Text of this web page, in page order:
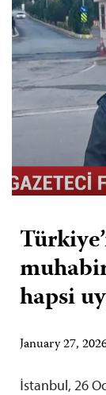
hapsi
January 27,
İstanbul, 26